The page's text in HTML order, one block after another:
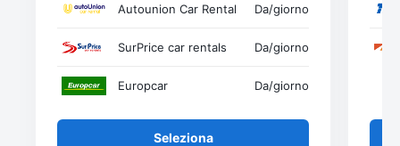
Autounion Car Rental Da/giorno
SurPrice car rentals Da/giorno
Europcar Da/giorno
Seleziona